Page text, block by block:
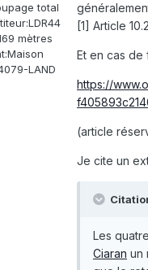
total
LDR44
mètres
Maison
LAND
[1] Article
Et en cas de
https://
(article
Je cite un
Les
Ciaran un